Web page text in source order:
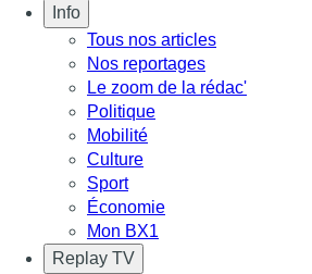
Info
Tous nos articles
Nos reportages
Le zoom de la rédac'
Politique
Mobilité
Culture
Sport
Économie
Mon BX1
Replay TV